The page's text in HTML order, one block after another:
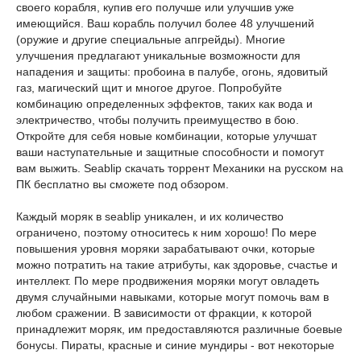
своего корабля, купив его получше или улучшив уже
имеющийся. Ваш корабль получил более 48 улучшений
(оружие и другие специальные апгрейды). Многие
улучшения предлагают уникальные возможности для
нападения и защиты: пробоина в палубе, огонь, ядовитый
газ, магический щит и многое другое. Попробуйте
комбинацию определенных эффектов, таких как вода и
электричество, чтобы получить преимущество в бою.
Откройте для себя новые комбинации, которые улучшат
ваши наступательные и защитные способности и помогут
вам выжить. Seablip скачать торрент Механики на русском на
ПК бесплатно вы сможете под обзором.
Каждый моряк в seablip уникален, и их количество
ограничено, поэтому относитесь к ним хорошо! По мере
повышения уровня моряки зарабатывают очки, которые
можно потратить на такие атрибуты, как здоровье, счастье и
интеллект. По мере продвижения моряки могут овладеть
двумя случайными навыками, которые могут помочь вам в
любом сражении. В зависимости от фракции, к которой
принадлежит моряк, им предоставляются различные боевые
бонусы. Пираты, красные и синие мундиры - вот некоторые